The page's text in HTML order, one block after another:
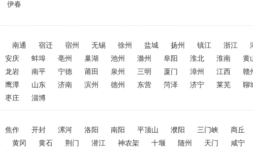
伊春
南通 宿迁 宿州 无锡 徐州 盐城 扬州 镇江 浙江
安庆 蚌埠 亳州 巢湖 池州 滁州 阜阳 淮北 淮南 黄
龙岩 南平 宁德 莆田 泉州 三明 厦门 漳州 江西 赣
鹰潭 山东 济南 滨州 德州 东营 菏泽 济宁 莱芜 聊
枣庄 淄博
焦作 开封 漯河 洛阳 南阳 平顶山 濮阳 三门峡 商丘
黄冈 黄石 荆门 潜江 神农架 十堰 随州 天门 咸宁